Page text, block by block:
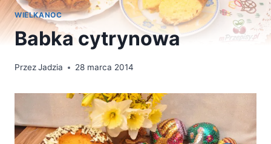
WIELKANOC
Babka cytrynowa
PrzezJadzia 28 marca 2014